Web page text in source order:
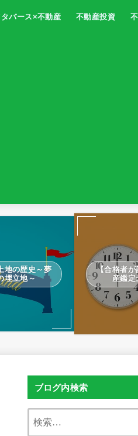
バース×不動産 不動産投資
地の歴史～夢
埋立地～
【合格者が
産鑑定
ブログ内検索